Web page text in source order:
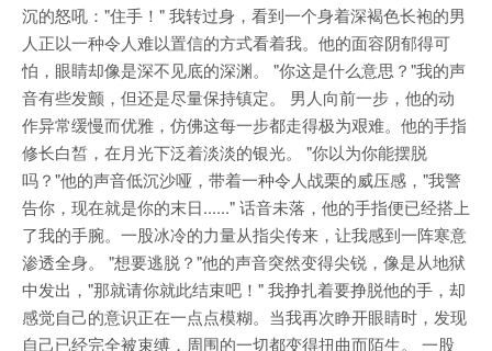
沉的怒吼："住手！" 我转过身，看到一个身着深褐色长袍的男
人正以一种令人难以置信的方式看着我。他的面容阴郁得可
怕，眼睛却像是深不见底的深渊。 "你这是什么意思？"我的声
音有些发颤，但还是尽量保持镇定。 男人向前一步，他的动
作异常缓慢而优雅，仿佛这每一步都走得极为艰难。他的手指
修长白皙，在月光下泛着淡淡的银光。 "你以为你能摆脱
吗？"他的声音低沉沙哑，带着一种令人战栗的威压感，"我警
告你，现在就是你的末日......" 话音未落，他的手指便已经搭上
了我的手腕。一股冰冷的力量从指尖传来，让我感到一阵寒意
渗透全身。 "想要逃脱？"他的声音突然变得尖锐，像是从地狱
中发出，"那就请你就此结束吧！" 我挣扎着要挣脱他的手，却
感觉自己的意识正在一点点模糊。当我再次睁开眼睛时，发现
自己已经完全被束缚，周围的一切都变得扭曲而陌生。 一股